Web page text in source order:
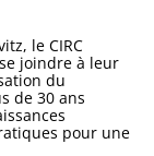
le CIRC
joindre à leur
du
de 30 ans
pour une